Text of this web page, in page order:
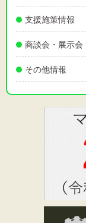
支援施策情報
商談会・展示会
その他情報